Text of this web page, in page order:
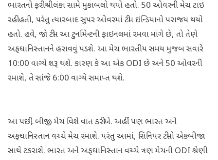
ભારતનો ફરી શ્રીલંકા સામે મુકાબલો થયો હતો. 50 ઓવરની મેચ ટાઇ
રહી હતી, પરંતુ ત્યારબાદ સુપર ઓવરમાં ટીમ ઇન્ડિયાનો પરાજય થયો
હતો. હવે, જો ટીમ આ ટુર્નામેન્ટની ફાઇનલમાં રમવા માંગે છે, તો તેણે
અફઘાનિસ્તાનને હરાવવું પડશે. આ મેચ ભારતીય સમય મુજબ સવારે
10:00 વાગ્યે શરૂ થશે. કારણ કે આ એક ODI છે અને 50 ઓવરની
રમાશે, તે સાંજે 6:00 વાગ્યે સમાપ્ત થશે.
આ પછી, બીજી મેચ વિશે વાત કરીએ. અહીં પણ ભારત અને
અફઘાનિસ્તાન વચ્ચે મેચ રમાશે. પરંતુ આમાં, સિનિયર ટીમો એકબીજા
સાથે ટકરાશે. ભારત અને અફઘાનિસ્તાન વચ્ચે ત્રણ મેચની ODI શ્રેણી